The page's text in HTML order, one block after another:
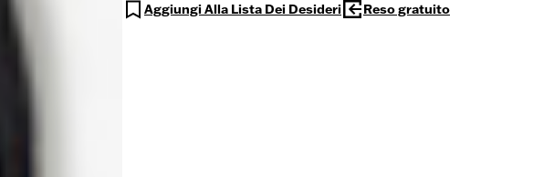
Aggiungi Alla Lista Dei Desideri Reso gratuito